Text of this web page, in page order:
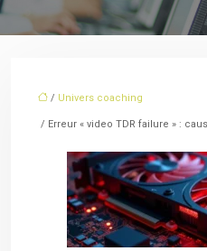
/ Univers coaching
/ Erreur « video TDR failure » :